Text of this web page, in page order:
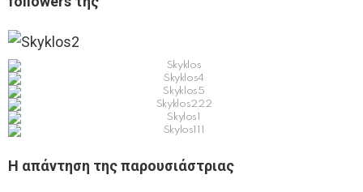
Η απάντηση της παρουσιάστριας